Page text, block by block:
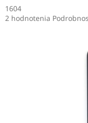
1604
Priemerné
2 hodnotenia